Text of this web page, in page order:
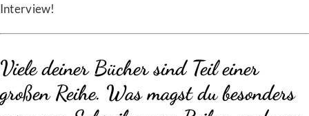
Interview!
Viele deiner Bücher sind Teil einer
großen Reihe. Was magst du besonders